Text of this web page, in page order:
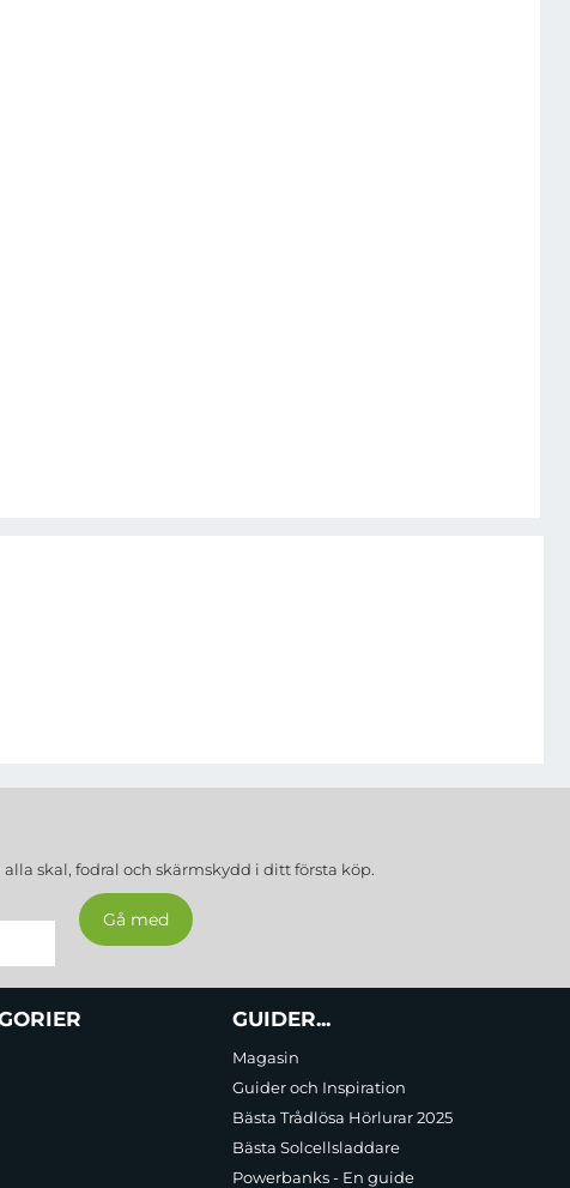
alla skal, fodral och skärmskydd i ditt första köp.
GUIDER...
Magasin
Guider och Inspiration
Bästa Trådlösa Hörlurar 2025
Bästa Solcellsladdare
Powerbanks - En guide